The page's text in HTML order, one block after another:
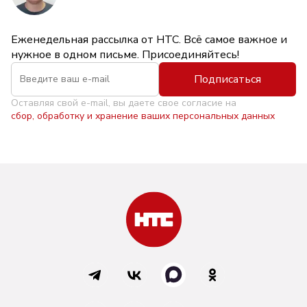
Еженедельная рассылка от НТС. Всё самое важное и
нужное в одном письме. Присоединяйтесь!
Подписаться
Оставляя свой e-mail, вы даете свое согласие на
сбор, обработку и хранение ваших персональных данных